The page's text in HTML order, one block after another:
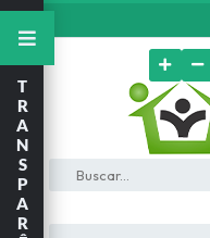
Buscar...
T
R
A
N
S
P
A
R